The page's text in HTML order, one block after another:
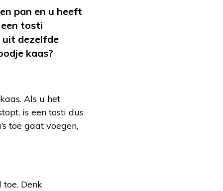
pan en u heeft
tosti
uit dezelfde
kaas?
Als u het
is een tosti dus
toe gaat voegen,
Denk